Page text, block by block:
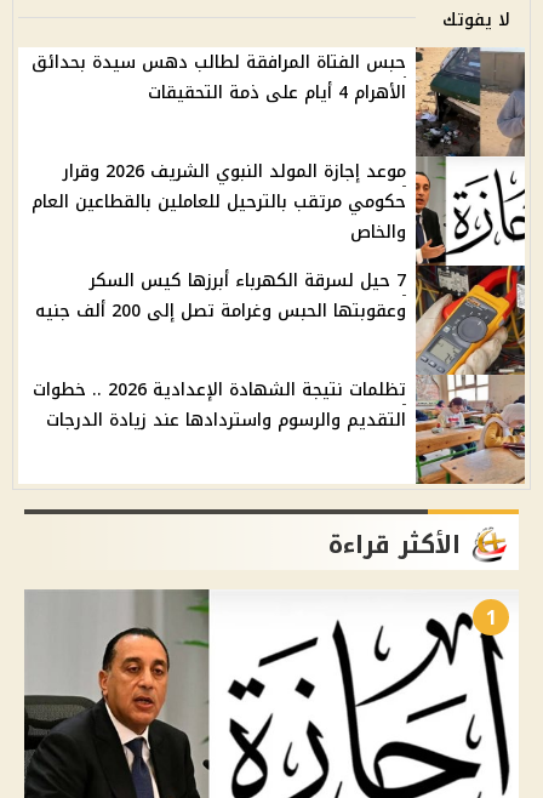
لا يفوتك
حبس الفتاة المرافقة لطالب دهس سيدة بحدائق
الأهرام 4 أيام على ذمة التحقيقات
موعد إجازة المولد النبوي الشريف 2026 وقرار
حكومي مرتقب بالترحيل للعاملين بالقطاعين العام
والخاص
7 حيل لسرقة الكهرباء أبرزها كيس السكر
وعقوبتها الحبس وغرامة تصل إلى 200 ألف جنيه
تظلمات نتيجة الشهادة الإعدادية 2026 .. خطوات
التقديم والرسوم واستردادها عند زيادة الدرجات
الأكثر قراءة
1